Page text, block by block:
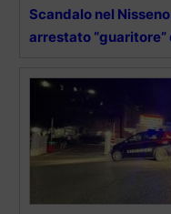
Scandalo nel
arrestato “guaritore”